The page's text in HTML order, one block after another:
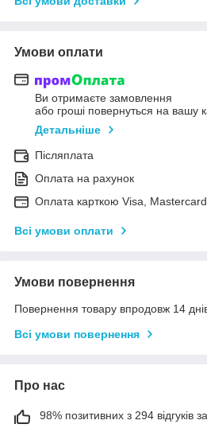
Умови оплати
Ви отримаєте замовлення
або гроші повернуться на вашу
Детальніше
Післяплата
Оплата на рахунок
Оплата карткою Visa,
Всі умови оплати
Умови повернення
Повернення товару впродовж 14
Всі умови повернення
Про нас
98% позитивних з 294 відгуків